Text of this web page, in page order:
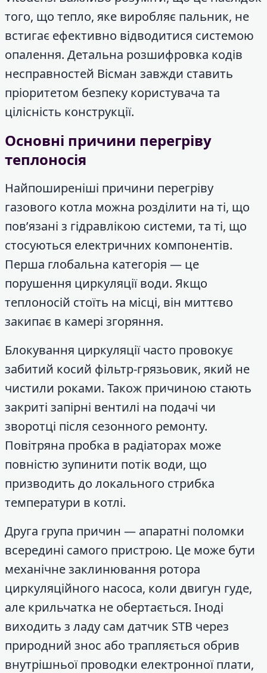
того, що тепло, яке виробляє пальник, не
встигає ефективно відводитися системою
опалення. Детальна розшифровка кодів
несправностей Вісман завжди ставить
пріоритетом безпеку користувача та
цілісність конструкції.
Основні причини перегріву
теплоносія
Найпоширеніші причини перегріву
газового котла можна розділити на ті, що
пов’язані з гідравлікою системи, та ті, що
стосуються електричних компонентів.
Перша глобальна категорія — це
порушення циркуляції води. Якщо
теплоносій стоїть на місці, він миттєво
закипає в камері згоряння.
Блокування циркуляції часто провокує
забитий косий фільтр-грязьовик, який не
чистили роками. Також причиною стають
закриті запірні вентилі на подачі чи
зворотці після сезонного ремонту.
Повітряна пробка в радіаторах може
повністю зупинити потік води, що
призводить до локального стрибка
температури в котлі.
Друга група причин — апаратні поломки
всередині самого пристрою. Це може бути
механічне заклинювання ротора
циркуляційного насоса, коли двигун гуде,
але крильчатка не обертається. Іноді
виходить з ладу сам датчик STB через
природний знос або трапляється обрив
внутрішньої проводки електронної плати,